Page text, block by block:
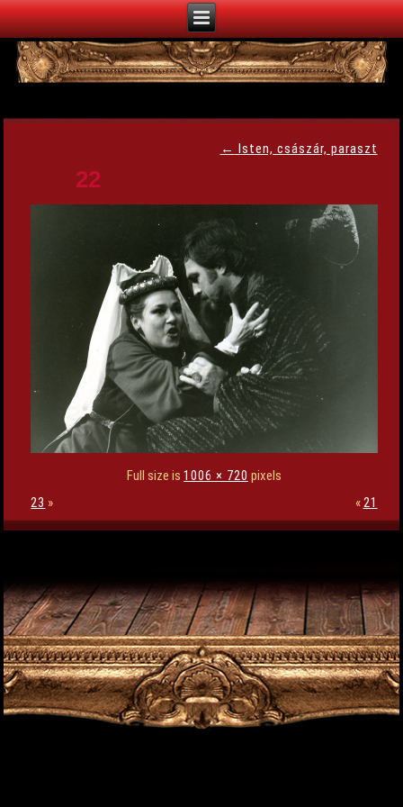
← Isten, császár, paraszt
22
Full size is 1006 × 720 pixels
23 » «21